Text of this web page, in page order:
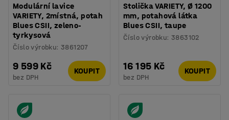
Modulární lavice
VARIETY, 2místná, potah
Blues CSII, zeleno-
tyrkysová
Číslo výrobku:3861207
9 599 Kč
bez DPH
KOUPIT
Stolička VARIETY, Ø 1200
mm, potahová látka
Blues CSII, taupe
Číslo výrobku:3863102
16 195 Kč
bez DPH
KOUPIT